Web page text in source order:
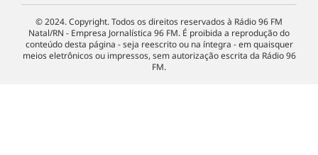
© 2024. Copyright. Todos os direitos reservados à Rádio 96 FM
Natal/RN - Empresa Jornalística 96 FM. É proibida a reprodução do
conteúdo desta página - seja reescrito ou na íntegra - em quaisquer
meios eletrônicos ou impressos, sem autorização escrita da Rádio 96
FM.